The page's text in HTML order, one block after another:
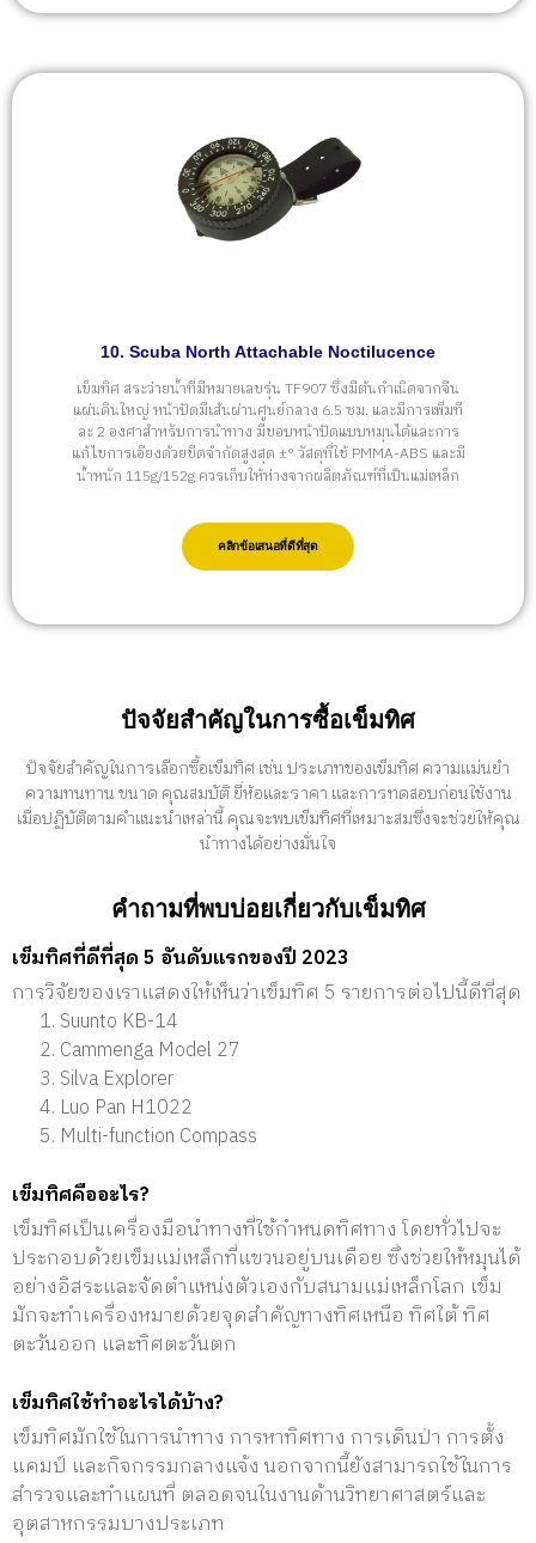
10. Scuba North Attachable Noctilucence
เข็มทิศ สระว่ายน้ำที่มีหมายเลขรุ่น TF907 ซึ่งมีต้นกำเนิดจากจีน
แผ่นดินใหญ่ หน้าปัดมีเส้นผ่านศูนย์กลาง 6.5 ซม. และมีการเพิ่มที
ละ 2 องศาสำหรับการนำทาง มีขอบหน้าปัดแบบหมุนได้และการ
แก้ไขการเอียงด้วยขีดจำกัดสูงสุด ±° วัสดุที่ใช้ PMMA-ABS และมี
น้ำหนัก 115g/152g ควรเก็บให้ห่างจากผลิตภัณฑ์ที่เป็นแม่เหล็ก
คลิกข้อเสนอที่ดีที่สุด
ปัจจัยสำคัญในการซื้อเข็มทิศ
ปัจจัยสำคัญในการเลือกซื้อเข็มทิศ เช่น ประเภทของเข็มทิศ ความแม่นยำ
ความทนทาน ขนาด คุณสมบัติ ยี่ห้อและราคา และการทดสอบก่อนใช้งาน
เมื่อปฏิบัติตามคำแนะนำเหล่านี้ คุณจะพบเข็มทิศที่เหมาะสมซึ่งจะช่วยให้คุณ
นำทางได้อย่างมั่นใจ
คำถามที่พบบ่อยเกี่ยวกับเข็มทิศ
เข็มทิศที่ดีที่สุด 5 อันดับแรกของปี 2023
การวิจัยของเราแสดงให้เห็นว่าเข็มทิศ 5 รายการต่อไปนี้ดีที่สุด
Suunto KB-14
Cammenga Model 27
Silva Explorer
Luo Pan H1022
Multi-function Compass
เข็มทิศคืออะไร?
เข็มทิศเป็นเครื่องมือนำทางที่ใช้กำหนดทิศทาง โดยทั่วไปจะ
ประกอบด้วยเข็มแม่เหล็กที่แขวนอยู่บนเดือย ซึ่งช่วยให้หมุนได้
อย่างอิสระและจัดตำแหน่งตัวเองกับสนามแม่เหล็กโลก เข็ม
มักจะทำเครื่องหมายด้วยจุดสำคัญทางทิศเหนือ ทิศใต้ ทิศ
ตะวันออก และทิศตะวันตก
เข็มทิศใช้ทำอะไรได้บ้าง?
เข็มทิศมักใช้ในการนำทาง การหาทิศทาง การเดินป่า การตั้ง
แคมป์ และกิจกรรมกลางแจ้ง นอกจากนี้ยังสามารถใช้ในการ
สำรวจและทำแผนที่ ตลอดจนในงานด้านวิทยาศาสตร์และ
อุตสาหกรรมบางประเภท